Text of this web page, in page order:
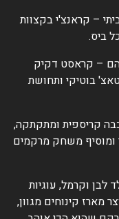
– קראנצ'י בקצוות
– קראסט דקיק
בוטיקי ותחושת
קריספית ומתקתקה,
משחק מרקמים
וקרמל, עוגיות
קינוחים מגוון,